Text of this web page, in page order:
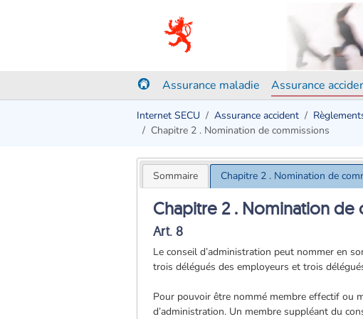
Assurance maladie Assurance
Internet SECU Assurance accident
Chapitre 2 . Nomination de commissions
Sommaire Chapitre 2 . Nomination de
Chapitre 2 . Nomination de
Art. 8
Le conseil d’administration peut nommer en
trois délégués des employeurs et trois
Pour pouvoir être nommé membre effectif ou
d’administration. Un membre suppléant du